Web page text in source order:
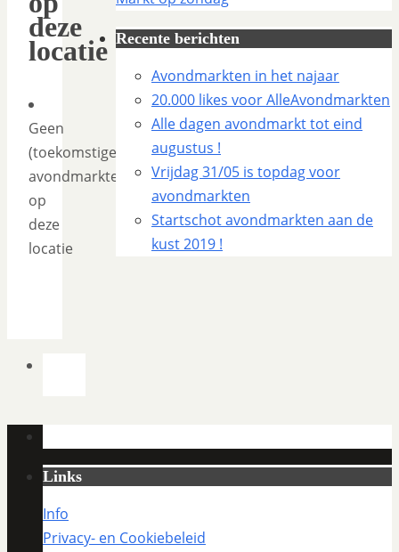
deze
locatie
Geen
(toekomstige)
avondmarkten
op
deze
locatie
Recente berichten
Avondmarkten in het najaar
20.000 likes voor AlleAvondmarkten
Alle dagen avondmarkt tot eind
augustus !
Vrijdag 31/05 is topdag voor
avondmarkten
Startschot avondmarkten aan de
kust 2019 !
Links
Info
Privacy- en Cookiebeleid